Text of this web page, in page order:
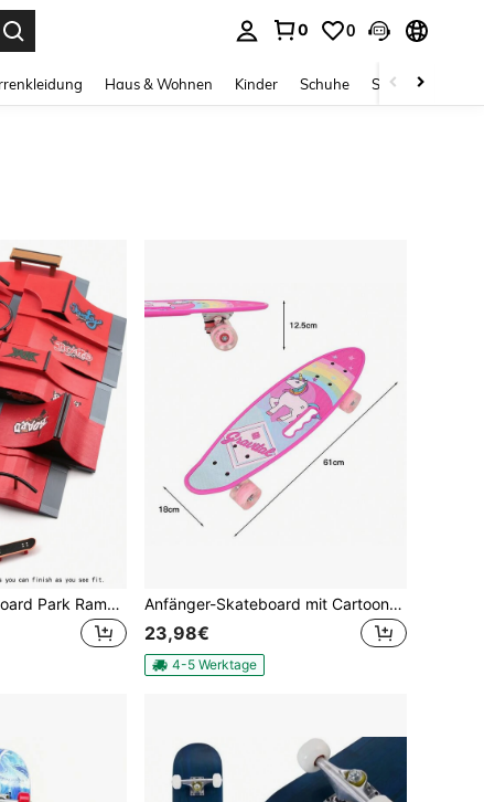
0 0
Haus & Wohnen Kinder Schuhe Schmuck &
Mini Finger Skateboard Park Rampe Set, Fingerboard Half Pipe, ultimatives Park Trainingszubehör, Geburtstagsgeschenk für Erwachsene Anfänger-Skateboard mit Cartoon-Motiv,4-Rollen Skateboard,59*15*11cm,rosa
23,98€
4-5 Werktage